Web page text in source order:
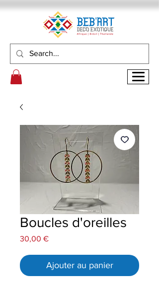
Boucles d'oreilles
30,00 €Prix
Ajouter au panier